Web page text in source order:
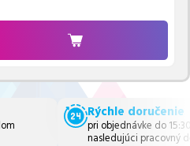
Rýchle doručenie
pri objednávke do
nasledujúci pracovný